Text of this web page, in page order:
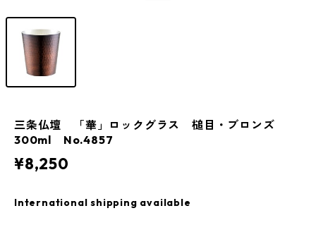
三条仏壇 「華」ロックグラス 槌目・ブロンズ
300ml No.4857
¥8,250
International shipping available